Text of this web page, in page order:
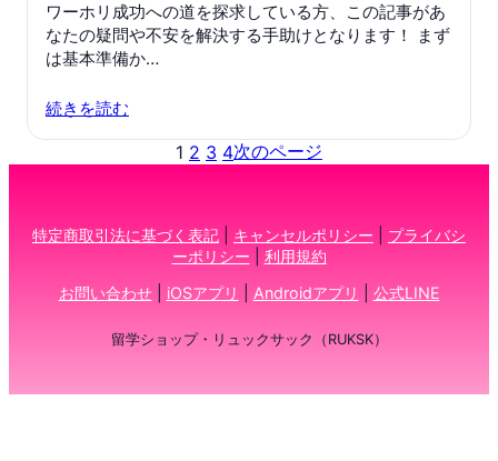
ワーホリ成功への道を探求している方、この記事があ
なたの疑問や不安を解決する手助けとなります！ まず
は基本準備か…
続きを読む
1 2 3 4次のページ
特定商取引法に基づく表記 キャンセルポリシー
プライバシ
ーポリシー
利用規約
お問い合わせ| iOSアプリ Androidアプリ 公式LINE
留学ショップ・リュックサック（RUKSK）